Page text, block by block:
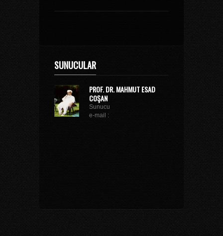
SUNUCULAR
PROF. DR. MAHMUT ESAD
COŞAN
Sunucu
e-mail :